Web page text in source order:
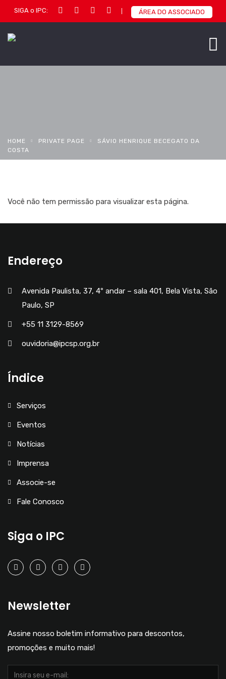
SIGA o IPC: ÁREA DO ASSOCIADO
HOME PRIVATE PAGE
SÁVIO HENRIQUE BECEGATO DA
COSTA
Você não tem permissão para visualizar esta página.
Endereço
Avenida Paulista, 37, 4º andar – sala 401, Bela Vista, São
Paulo, SP
+55 11 3129-8569
ouvidoria@ipcsp.org.br
Índice
Serviços
Eventos
Notícias
Imprensa
Associe-se
Fale Conosco
Siga o IPC
Newsletter
Assine nosso boletim informativo para descontos,
promoções e muito mais!